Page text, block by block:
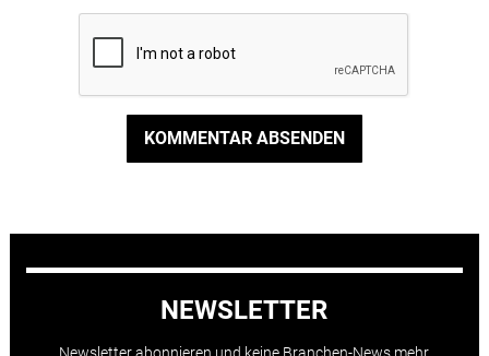
KOMMENTAR ABSENDEN
NEWSLETTER
Newsletter abonnieren und keine Branchen-News mehr